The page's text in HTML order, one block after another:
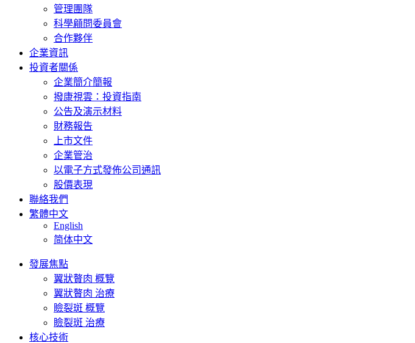
管理團隊
科學顅問委員會
合作夥伴
企業資訊
投資者關係
企業簡介簡報
撥康視雲：投資指南
公告及演示材料
財務報告
上市文件
企業管治
以電子方式發佈公司通訊
股價表現
聯絡我們
繁體中文
English
简体中文
發展焦點
翼狀贅肉 概覽
翼狀贅肉 治療
瞼裂斑 概覽
瞼裂斑 治療
核心技術